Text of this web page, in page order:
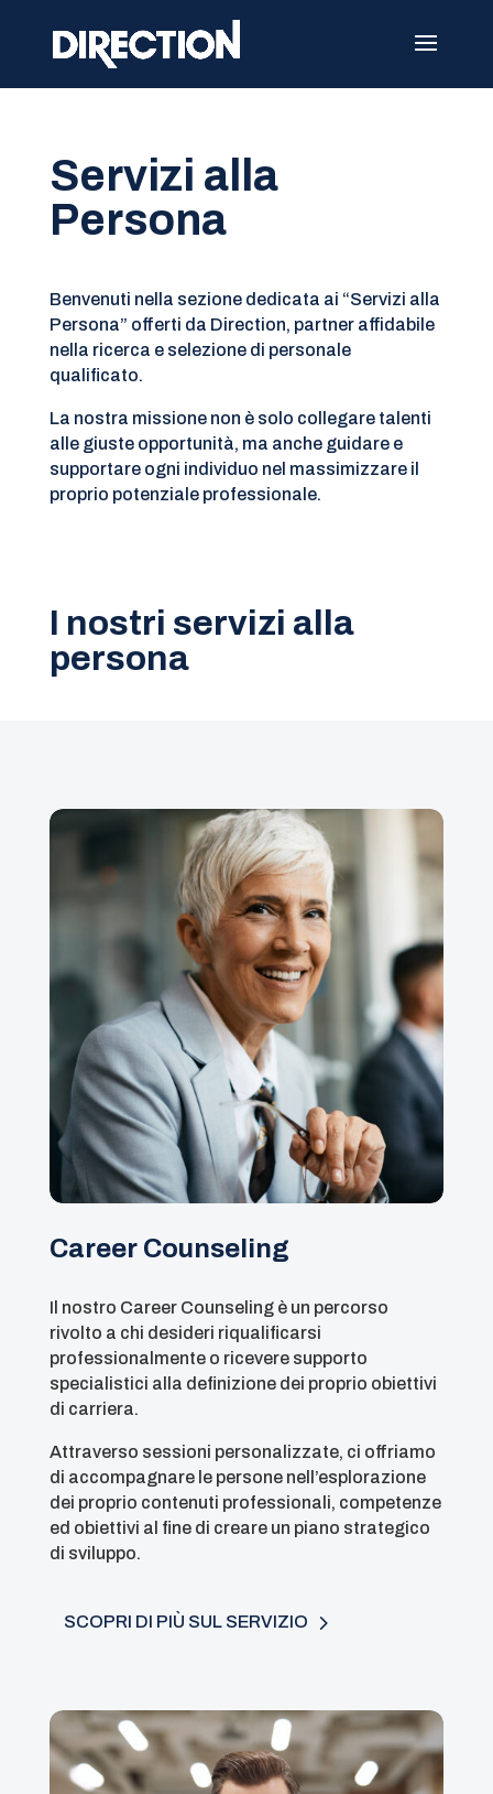
Servizi alla
Persona
Benvenuti nella sezione dedicata ai “Servizi alla
Persona” offerti da Direction, partner affidabile
nella ricerca e selezione di personale
qualificato.
La nostra missione non è solo collegare talenti
alle giuste opportunità, ma anche guidare e
supportare ogni individuo nel massimizzare il
proprio potenziale professionale.
I nostri servizi alla
persona
Career Counseling
Il nostro Career Counseling è un percorso
rivolto a chi desideri riqualificarsi
professionalmente o ricevere supporto
specialistici alla definizione dei proprio obiettivi
di carriera.
Attraverso sessioni personalizzate, ci offriamo
di accompagnare le persone nell’esplorazione
dei proprio contenuti professionali, competenze
ed obiettivi al fine di creare un piano strategico
di sviluppo.
SCOPRI DI PIÙ SUL SERVIZIO